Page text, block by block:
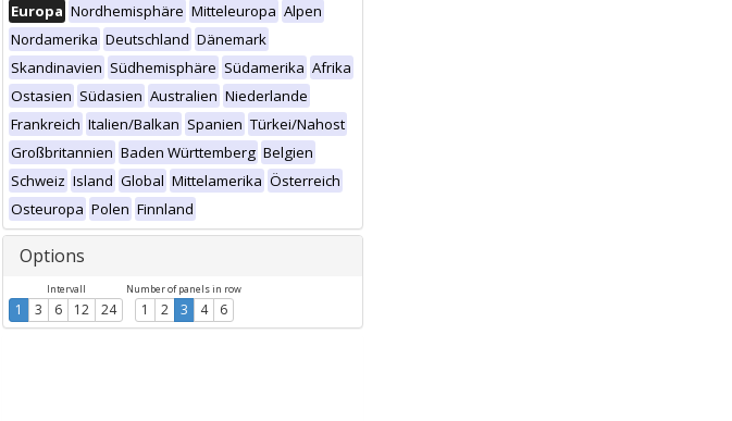
Europa Nordhemisphäre Mitteleuropa Alpen
Nordamerika Deutschland Dänemark
Skandinavien Südhemisphäre Südamerika Afrika
Ostasien Südasien Australien Niederlande
Frankreich Italien/Balkan Spanien Türkei/Nahost
Großbritannien Baden Württemberg Belgien
Schweiz Island Global Mittelamerika Österreich
Osteuropa Polen Finnland
Options
Intervall
1 3 6 12 24
Number of panels in row
1 2 3 4 6